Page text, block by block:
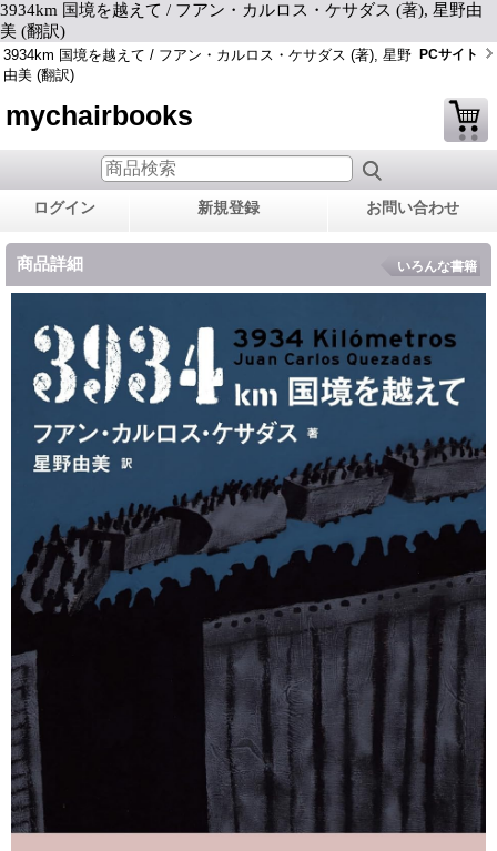
3934km 国境を越えて / フアン・カルロス・ケサダス (著), 星野由
美 (翻訳)
3934km 国境を越えて / フアン・カルロス・ケサダス (著), 星野
由美 (翻訳)
PCサイト
mychairbooks
ログイン 新規登録 お問い合わせ
商品詳細 いろんな書籍